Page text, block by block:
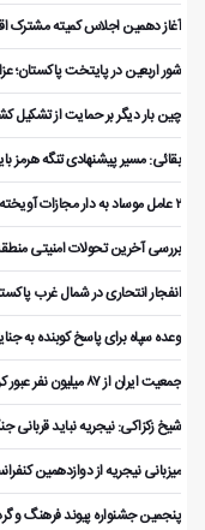
آغاز دهمین اجلاس کمیته مشترک
شور اربعین در پایتخت پاکستان؛
چین بار دیگر بر حمایت از تشکیل
بقائی: مسیر پیشنهادی تنگه هرمز
۲ عامل موساد به دار مجازات آویخته شدند
بررسی آخرین تحولات امنیتی
انفجار انتحاری در شمال غرب پاکستان ۷ کشته برجای
وعده سپاه برای پاسخ کوبنده به
جمعیت ایران از ۸۷ میلیون نفر عبور کرد
شیخ زکزاکی: نیجریه نباید
میزبانی نیجریه از دوازدهمین
پنجمین جشنواره پیوند فرهنگ و